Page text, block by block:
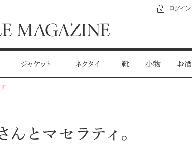
ログイン
ジャケット ネクタイ 靴 小物 お酒
！
んとマセラティ。